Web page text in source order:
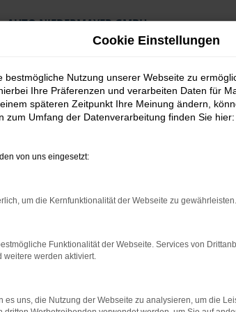
AUTO NIEDERMAYER GMBH
Preiswerte Angebote
für hochwertige Gebrauchtwagen der
ein Škoda Fabia Gebrauchtwagen bei
seit Jahren für Qualität, Service und
Cookie Einstellungen
bestmögliche Nutzung unserer Webseite zu
Ihre Präferenzen und verarbeiten Daten für
späteren Zeitpunkt Ihre Meinung ändern,
zum Umfang der Datenverarbeitung finden Sie hier:
von uns eingesetzt:
um die Kernfunktionalität der Webseite zu gewährleisten.
Funktionalität der Webseite. Services von
weitere werden aktiviert.
es uns, die Nutzung der Webseite zu analysieren, um die